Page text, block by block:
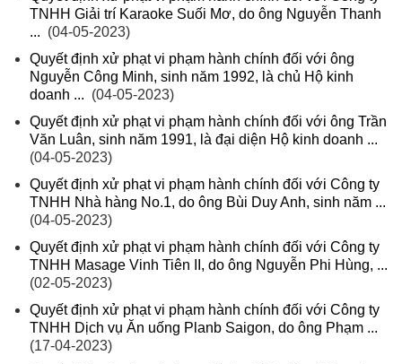
TNHH Giải trí Karaoke Suối Mơ, do ông Nguyễn Thanh
... (04-05-2023)
Quyết định xử phạt vi phạm hành chính đối với ông
Nguyễn Công Minh, sinh năm 1992, là chủ Hộ kinh
doanh ... (04-05-2023)
Quyết định xử phạt vi phạm hành chính đối với ông Trần
Văn Luân, sinh năm 1991, là đại diện Hộ kinh doanh ...
(04-05-2023)
Quyết định xử phạt vi phạm hành chính đối với Công ty
TNHH Nhà hàng No.1, do ông Bùi Duy Anh, sinh năm ...
(04-05-2023)
Quyết định xử phạt vi phạm hành chính đối với Công ty
TNHH Masage Vinh Tiên II, do ông Nguyễn Phi Hùng, ...
(02-05-2023)
Quyết định xử phạt vi phạm hành chính đối với Công ty
TNHH Dịch vụ Ăn uống Planb Saigon, do ông Phạm ...
(17-04-2023)